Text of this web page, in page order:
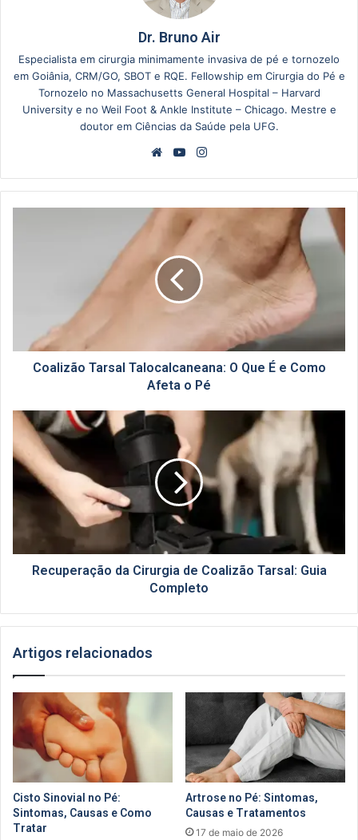
Dr. Bruno Air
Especialista em cirurgia minimamente invasiva de pé e tornozelo
em Goiânia, CRM/GO, SBOT e RQE. Fellowship em Cirurgia do Pé e
Tornozelo no Massachusetts General Hospital – Harvard
University e no Weil Foot & Ankle Institute – Chicago. Mestre e
doutor em Ciências da Saúde pela UFG.
WebsiteYouTube
Afeta
Coalizão Tarsal Talocalcaneana: O Que É e Como
Afeta o Pé
Recuperação
Cirurgia
de
Coalizão
Tarsal:
Recuperação da Cirurgia de Coalizão Tarsal: Guia
Completo
Artigos relacionados
Cisto Sinovial no Pé:
Sintomas, Causas e Como
Tratar
Artrose no Pé: Sintomas,
Causas e Tratamentos
17 de maio de 2026